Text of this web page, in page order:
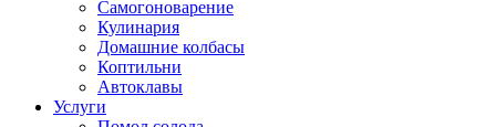
Самогоноварение
Кулинария
Домашние колбасы
Коптильни
Автоклавы
Услуги